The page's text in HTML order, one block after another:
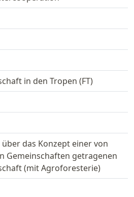
in den Tropen (FT)
das Konzept einer von
Gemeinschaften getragenen
(mit Agroforesterie)